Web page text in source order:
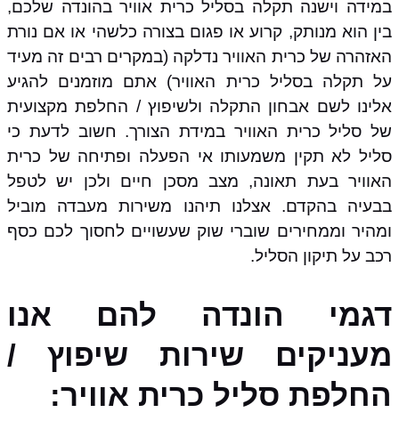
במידה וישנה תקלה בסליל כרית אוויר בהונדה שלכם,
בין הוא מנותק, קרוע או פגום בצורה כלשהי או אם נורת
האזהרה של כרית האוויר נדלקה (במקרים רבים זה מעיד
על תקלה בסליל כרית האוויר) אתם מוזמנים להגיע
אלינו לשם אבחון התקלה ולשיפוץ / החלפת מקצועית
של סליל כרית האוויר במידת הצורך. חשוב לדעת כי
סליל לא תקין משמעותו אי הפעלה ופתיחה של כרית
האוויר בעת תאונה, מצב מסכן חיים ולכן יש לטפל
בבעיה בהקדם. אצלנו תיהנו משירות מעבדה מוביל
ומהיר וממחירים שוברי שוק שעשויים לחסוך לכם כסף
רכב על תיקון הסליל.
דגמי הונדה להם אנו
מעניקים שירות שיפוץ /
החלפת סליל כרית אוויר: